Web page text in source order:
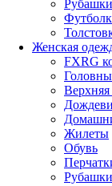
Рубашки
Женская
FXRG
Жилеты
Обувь
Рубашки